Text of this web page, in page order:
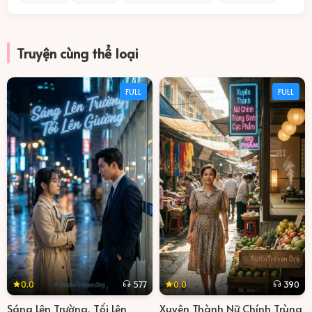
Truyện cùng thể loại
FULL
0.0 577
Sáng Lên Trường, Tối Lên
FULL
0.0 390
Xuyên Thành Nữ Chính Trùng